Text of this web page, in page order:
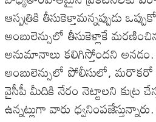
ఆస్పత్రికి తీసుకెళ్తామన్నప్పుడు
అంబులెన్సులో తీసుకెళ్లాకే
అనుమానాలు కలిగిస్తోందని
అంబులెన్సులో పోలీసులో, మరొకరో
వైసీపీ మీదికి నేరం నెట్టాలని కుట్ర
ఉన్నట్లుగా వారు